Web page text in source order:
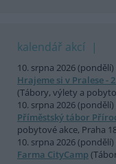
kalendář akcí
10. srpna 2026
Hrajeme si v Pralese -
(Tábory, výlety a
10. srpna 2026
Příměstský tábor
pobytové akce, Praha
10. srpna 2026
Farma CityCamp